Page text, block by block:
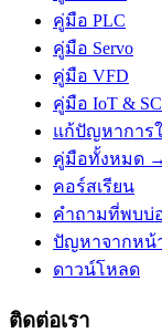
คู่มือ PLC
คู่มือ Servo
คู่มือ VFD
คู่มือ IoT &
แก้ปัญหาการ
คู่มือทั้งหมด →
คอร์สเรียน
คำถามที่พบบ่
ปัญหาจากหน้
ดาวน์โหลด
ติดต่อเรา